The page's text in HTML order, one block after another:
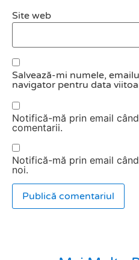
Site web
Salvează-mi numele,
navigator pentru data
Notifică-mă prin email
comentarii.
Notifică-mă prin email
noi.